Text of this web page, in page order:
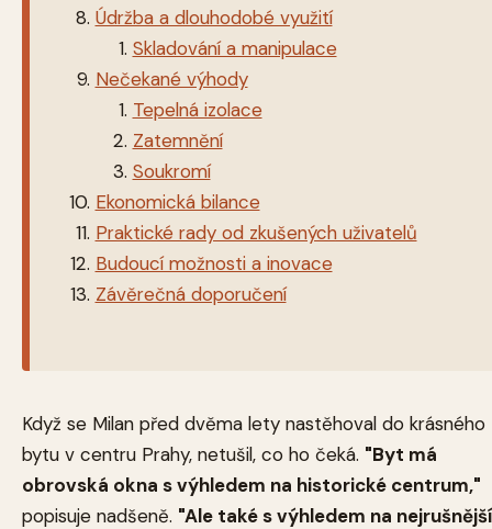
Údržba a dlouhodobé využití
Skladování a manipulace
Nečekané výhody
Tepelná izolace
Zatemnění
Soukromí
Ekonomická bilance
Praktické rady od zkušených uživatelů
Budoucí možnosti a inovace
Závěrečná doporučení
Když se Milan před dvěma lety nastěhoval do krásného
bytu v centru Prahy, netušil, co ho čeká. "Byt má
obrovská okna s výhledem na historické centrum,"
popisuje nadšeně. "Ale také s výhledem na nejrušnější